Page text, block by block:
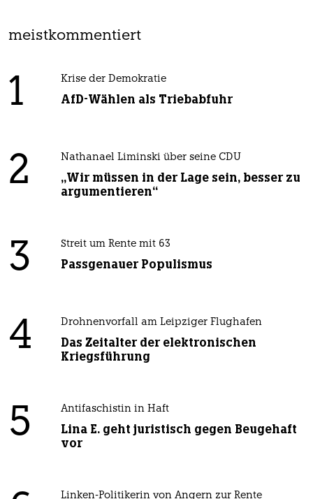
meistkommentiert
1 Krise der Demokratie
AfD-Wählen als Triebabfuhr
2 Nathanael Liminski über seine CDU
„Wir müssen in der Lage sein, besser zu
argumentieren“
3 Streit um Rente mit 63
Passgenauer Populismus
4 Drohnenvorfall am Leipziger Flughafen
Das Zeitalter der elektronischen
Kriegsführung
5 Antifaschistin in Haft
Lina E. geht juristisch gegen Beugehaft
vor
Linken-Politikerin von Angern zur Rente